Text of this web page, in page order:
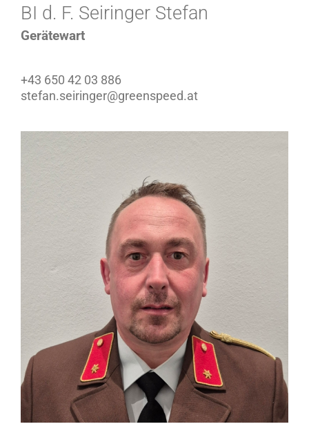
BI d. F. Seiringer Stefan
Gerätewart
+43 650 42 03 886
stefan.seiringer@greenspeed.at